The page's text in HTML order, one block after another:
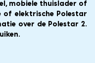
mobiele thuislader of
elektrische Polestar
over de Polestar 2.